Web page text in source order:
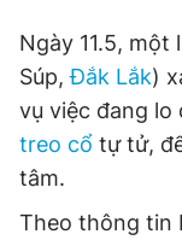
Tiện ích
Thông tin tòa
Ngày 11.5, một
Súp,Đắk Lắk)
vụ việc đang lo
treo cổ tự tử,
tâm.
Theo thông tin